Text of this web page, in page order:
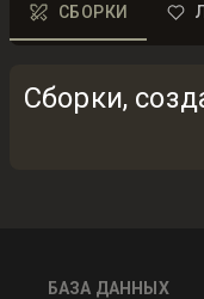
СБОРКИ
Сборки,
БАЗА ДАННЫХ